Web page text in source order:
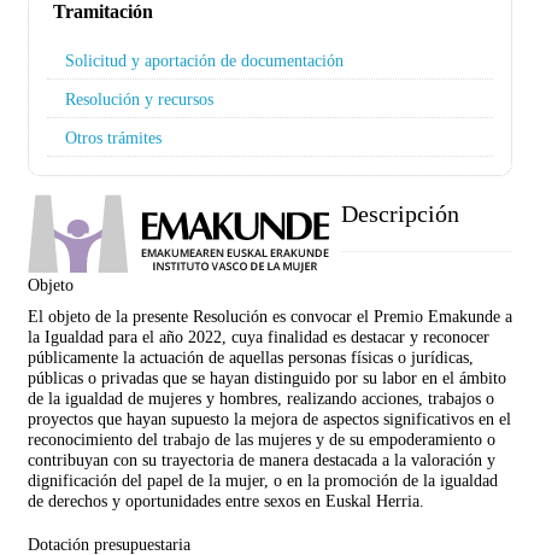
Tramitación
Solicitud y aportación de documentación
Resolución y recursos
Otros trámites
Descripción
Objeto
El objeto de la presente Resolución es convocar el Premio Emakunde a
la Igualdad para el año 2022, cuya finalidad es destacar y reconocer
públicamente la actuación de aquellas personas físicas o jurídicas,
públicas o privadas que se hayan distinguido por su labor en el ámbito
de la igualdad de mujeres y hombres, realizando acciones, trabajos o
proyectos que hayan supuesto la mejora de aspectos significativos en el
reconocimiento del trabajo de las mujeres y de su empoderamiento o
contribuyan con su trayectoria de manera destacada a la valoración y
dignificación del papel de la mujer, o en la promoción de la igualdad
de derechos y oportunidades entre sexos en Euskal Herria.
Dotación presupuestaria